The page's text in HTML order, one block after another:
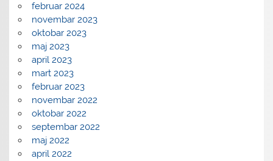
februar 2024
novembar 2023
oktobar 2023
maj 2023
april 2023
mart 2023
februar 2023
novembar 2022
oktobar 2022
septembar 2022
maj 2022
april 2022